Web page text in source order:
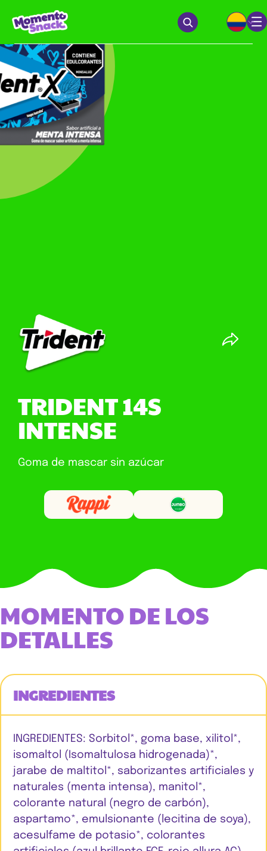
TRIDENT 14S
INTENSE
Goma de mascar sin azúcar
MOMENTO DE LOS
DETALLES
INGREDIENTES
INGREDIENTES: Sorbitol*, goma base, xilitol*,
isomaltol (Isomaltulosa hidrogenada)*,
jarabe de maltitol*, saborizantes artificiales y
naturales (menta intensa), manitol*,
colorante natural (negro de carbón),
aspartamo*, emulsionante (lecitina de soya),
acesulfame de potasio*, colorantes